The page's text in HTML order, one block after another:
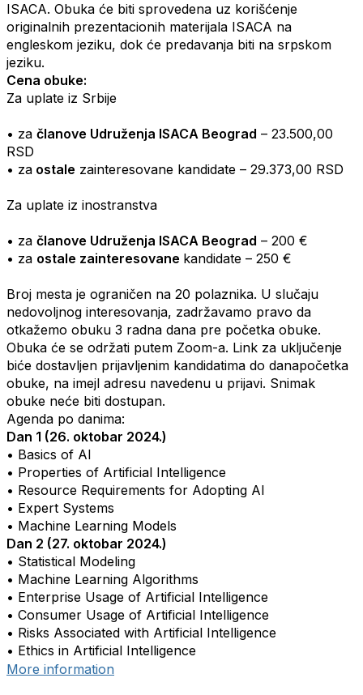
ISACA. Obuka će biti sprovedena uz korišćenje
originalnih prezentacionih materijala ISACA na
engleskom jeziku, dok će predavanja biti na srpskom
jeziku.
Cena obuke:
Za uplate iz Srbije
• za članove Udruženja ISACA Beograd – 23.500,00
RSD
• za ostale zainteresovane kandidate – 29.373,00 RSD
Za uplate iz inostranstva
• za članove Udruženja ISACA Beograd – 200 €
• za ostale zainteresovane kandidate – 250 €
Broj mesta je ograničen na 20 polaznika. U slučaju
nedovoljnog interesovanja, zadržavamo pravo da
otkažemo obuku 3 radna dana pre početka obuke.
Obuka će se održati putem Zoom-a. Link za uključenje
biće dostavljen prijavljenim kandidatima do danapočetka
obuke, na imejl adresu navedenu u prijavi. Snimak
obuke neće biti dostupan.
Agenda po danima:
Dan 1 (26. oktobar 2024.)
• Basics of AI
• Properties of Artificial Intelligence
• Resource Requirements for Adopting AI
• Expert Systems
• Machine Learning Models
Dan 2 (27. oktobar 2024.)
• Statistical Modeling
• Machine Learning Algorithms
• Enterprise Usage of Artificial Intelligence
• Consumer Usage of Artificial Intelligence
• Risks Associated with Artificial Intelligence
• Ethics in Artificial Intelligence
More information